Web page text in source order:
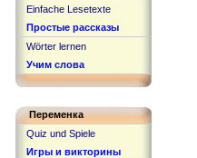
Einfache Lesetexte
Простые рассказы
Wörter lernen
Учим слова
Переменка
Quiz und Spiele
Игры и викторины